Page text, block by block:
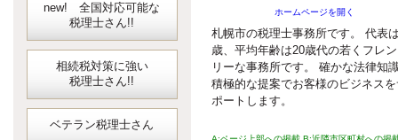
new! 全国対応可能な
税理士さん!!
相続税対策に強い
税理士さん!!
ベテラン税理士さん
ホームページを開く
札幌市の税理士事務所です。 代表
歳、平均年齢は20歳代の若くフレ
リーな事務所です。 確かな法律知
積極的な提案でお客様のビジネス
ポートします。